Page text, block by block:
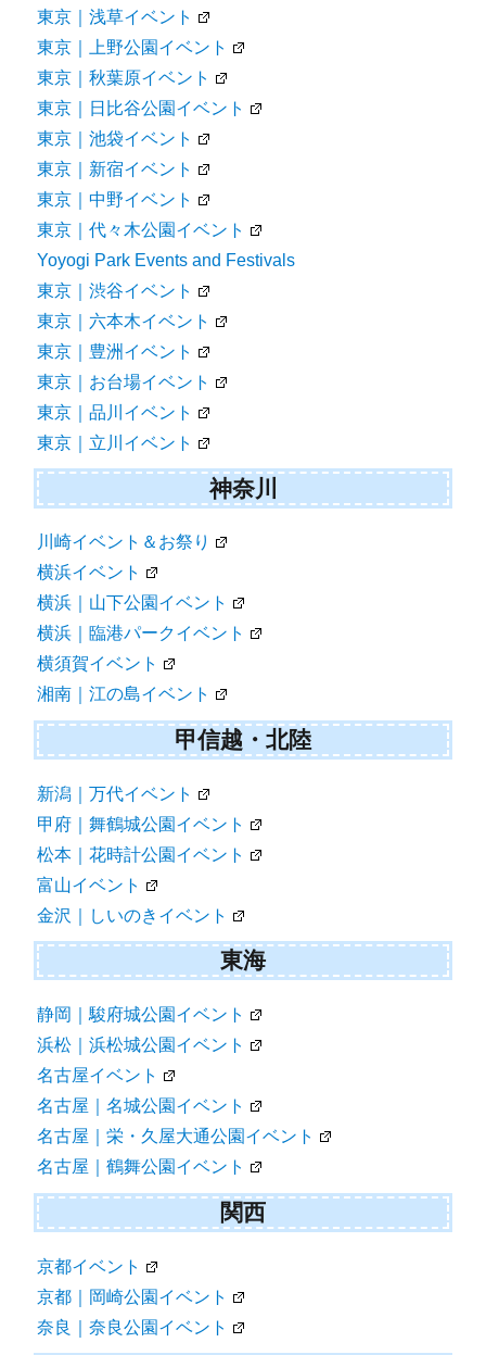
東京｜浅草イベント
東京｜上野公園イベント
東京｜秋葉原イベント
東京｜日比谷公園イベント
東京｜池袋イベント
東京｜新宿イベント
東京｜中野イベント
東京｜代々木公園イベント
Yoyogi Park Events and Festivals
東京｜渋谷イベント
東京｜六本木イベント
東京｜豊洲イベント
東京｜お台場イベント
東京｜品川イベント
東京｜立川イベント
神奈川
川崎イベント＆お祭り
横浜イベント
横浜｜山下公園イベント
横浜｜臨港パークイベント
横須賀イベント
湘南｜江の島イベント
甲信越・北陸
新潟｜万代イベント
甲府｜舞鶴城公園イベント
松本｜花時計公園イベント
富山イベント
金沢｜しいのきイベント
東海
静岡｜駿府城公園イベント
浜松｜浜松城公園イベント
名古屋イベント
名古屋｜名城公園イベント
名古屋｜栄・久屋大通公園イベント
名古屋｜鶴舞公園イベント
関西
京都イベント
京都｜岡崎公園イベント
奈良｜奈良公園イベント